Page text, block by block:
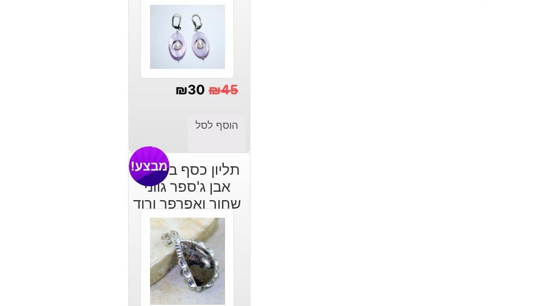
₪45
המקורי
₪45.
₪30
הנוכחי
₪30.
הוסף לסל
תליון כסף בשיבוץ
אבן ג'ספר גווני
שחור ואפרפר ורוד
מבצע!